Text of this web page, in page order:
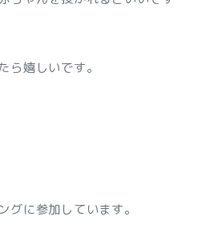
ら嬉しいです。
グに参加しています。